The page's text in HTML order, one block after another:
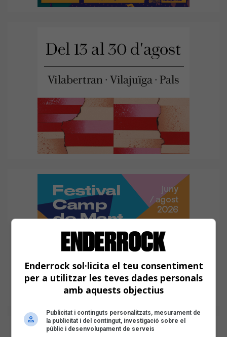
Enderrock sol·licita el teu consentiment
per a utilitzar les teves dades personals
amb aquests objectius
Publicitat i continguts personalitzats, mesurament de
la publicitat i del contingut, investigació sobre el
públic i desenvolupament de serveis